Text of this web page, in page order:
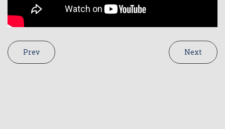
Prev Next